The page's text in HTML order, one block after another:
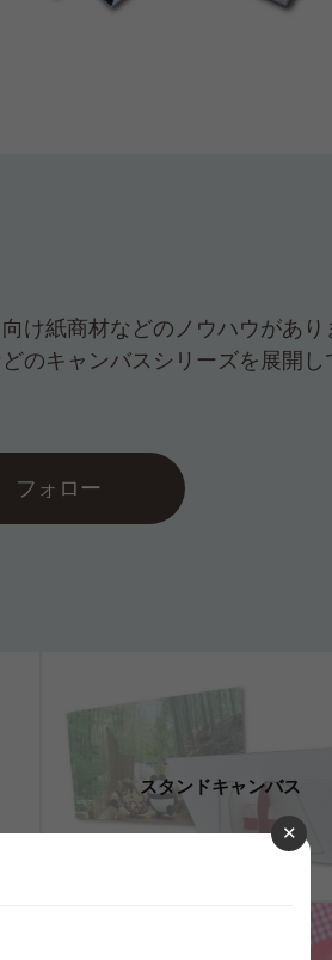
け紙商材などのノウハウがあり
のキャンバスシリーズを展開し
フォロー
スタンドキャンバス